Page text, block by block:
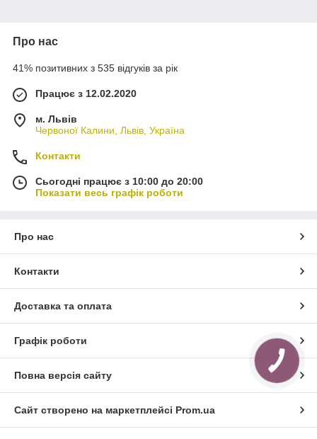
Про нас
41% позитивних з 535 відгуків за рік
Працює з 12.02.2020
м. Львів
Червоної Калини, Львів, Україна
Контакти
Сьогодні працює з 10:00 до 20:00
Показати весь графік роботи
Про нас
Контакти
Доставка та оплата
Графік роботи
Повна версія сайту
Сайт створено на маркетплейсі Prom.ua